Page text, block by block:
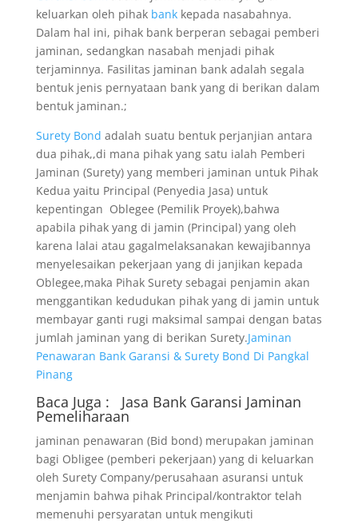
keluarkan oleh pihak bankkepada nasabahnya.
Dalam hal ini, pihak bank berperan sebagai pemberi
jaminan, sedangkan nasabah menjadi pihak
terjaminnya. Fasilitas jaminan bank adalah segala
bentuk jenis pernyataan bank yang di berikan dalam
bentuk jaminan.;
Surety Bond adalah suatu bentuk perjanjian antara
dua pihak,,di mana pihak yang satu ialah Pemberi
Jaminan (Surety) yang memberi jaminan untuk Pihak
Kedua yaitu Principal (Penyedia Jasa) untuk
kepentingan Oblegee (Pemilik Proyek),bahwa
apabila pihak yang di jamin (Principal) yang oleh
karena lalai atau gagalmelaksanakan kewajibannya
menyelesaikan pekerjaan yang di janjikan kepada
Oblegee,maka Pihak Surety sebagai penjamin akan
menggantikan kedudukan pihak yang di jamin untuk
membayar ganti rugi maksimal sampai dengan batas
jumlah jaminan yang di berikan Surety.Jaminan
Penawaran Bank Garansi & Surety Bond Di Pangkal
Pinang
Baca Juga : Jasa Bank Garansi Jaminan
Pemeliharaan
jaminan penawaran (Bid bond) merupakan jaminan
bagi Obligee (pemberi pekerjaan) yang di keluarkan
oleh Surety Company/perusahaan asuransi untuk
menjamin bahwa pihak Principal/kontraktor telah
memenuhi persyaratan untuk mengikuti